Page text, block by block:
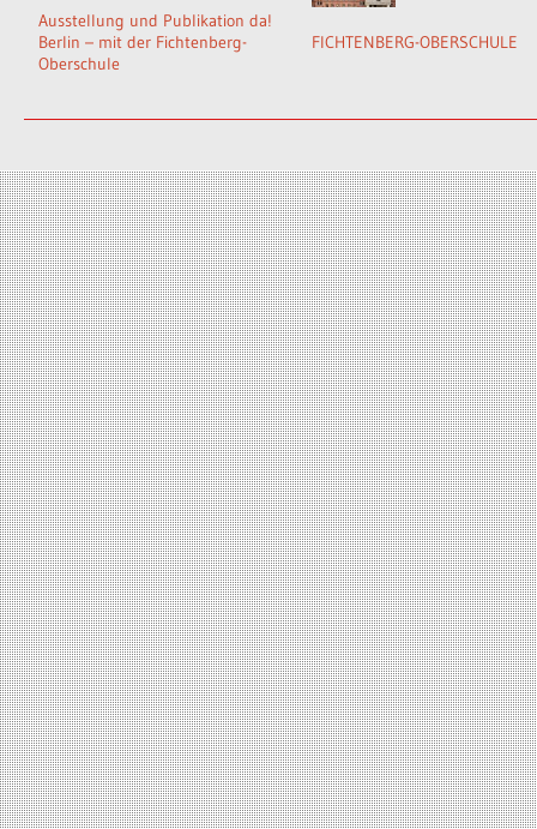
Ausstellung und Publikation da!
Berlin – mit der Fichtenberg-
Oberschule
FICHTENBERG-OBERSCHULE